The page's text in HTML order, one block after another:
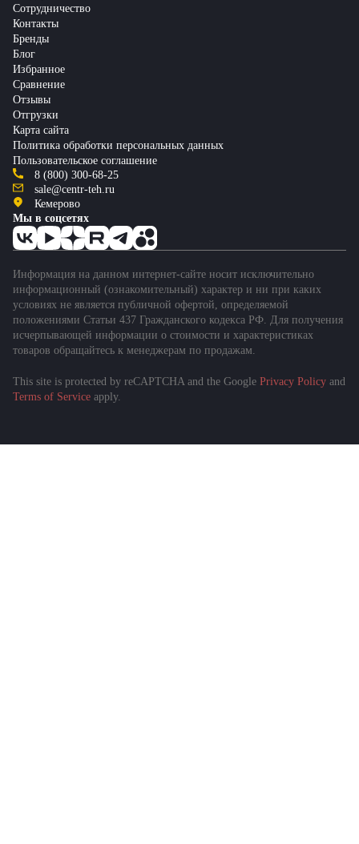
Сотрудничество
Контакты
Бренды
Блог
Избранное
Сравнение
Отзывы
Отгрузки
Карта сайта
Политика обработки персональных данных
Пользовательское соглашение
8 (800) 300-68-25
sale@centr-teh.ru
Кемерово
Мы в соцсетях
Информация на данном интернет-сайте носит исключительно
информационный (ознакомительный) характер и ни при каких
условиях не является публичной офертой, определяемой
положениями Статьи 437 Гражданского кодекса РФ. Для получения
исчерпывающей информации о стоимости и характеристиках
товаров обращайтесь к менеджерам по продажам.
This site is protected by reCAPTCHA and the Google Privacy Policy and
Terms of Service apply.